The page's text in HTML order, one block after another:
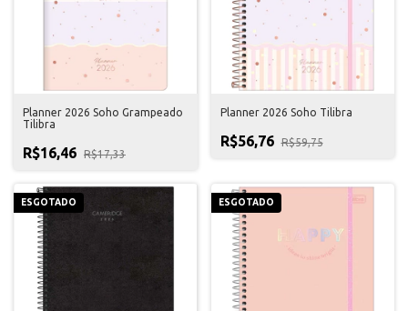
Planner 2026 Soho Grampeado
Tilibra
R$16,46 R$17,33
Planner 2026 Soho Tilibra
R$56,76 R$59,75
ESGOTADO ESGOTADO